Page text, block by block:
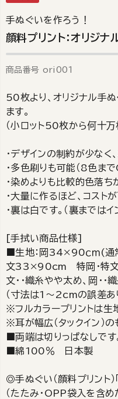
手ぬぐいを作ろう！
顔料プリント：オリジ
商品番号 ori001
50枚より、オリジナル手ぬ
ます。
（小ロット50枚から何十
・デザインの制約が少なく
・多色刷りも可能（8色ま
・染めよりも比較的色落ち
・大量に作るほど、コスト
・裏は白です。（裏までは
[手拭い商品仕様]
■生地：岡34×90ｃｍ(通
文33×90cm 特岡・特
文・・織糸やや太め、岡・・
（寸法は1～2cmの誤差あ
※フルカラープリントは生
※耳が幅広（タックイン）の
■両端は切りっぱなしです
■綿100％ 日本製
◎手ぬぐい（顔料プリント
（たたみ・OPP袋入を含